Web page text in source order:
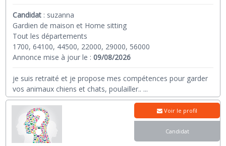
Candidat : suzanna
Gardien de maison et Home sitting
Tout les départements
1700, 64100, 44500, 22000, 29000, 56000
Annonce mise à jour le :09/08/2026
je suis retraité et je propose mes compétences pour garder
vos animaux chiens et chats, poulailler.. ...
Voir le profil
Candidat